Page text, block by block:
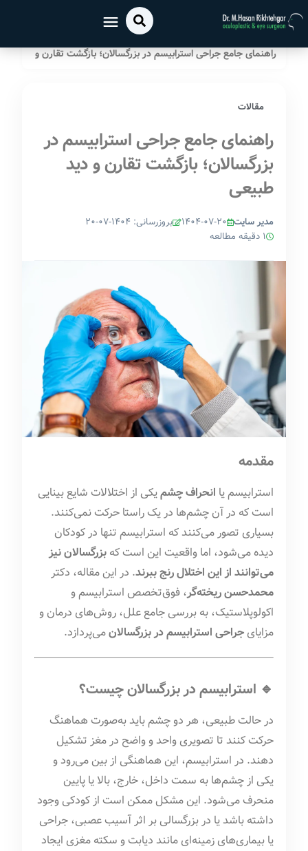
راهنمای جامع جراحی استرابیسم در بزرگسالان؛ بازگشت تقارن و
مقالات
راهنمای جامع جراحی استرابیسم در
بزرگسالان؛ بازگشت تقارن و دید
طبیعی
مدیر سایت ۱۴۰۴-۰۷-۲۰
بروزرسانی: ۱۴۰۴-۰۷-۲۰
1 دقیقه مطالعه
مقدمه
استرابیسم یا انحراف چشمیکی از اختلالات شایع بینایی
است که در آن چشم‌ها در یک راستا حرکت نمی‌کنند.
بسیاری تصور می‌کنند که استرابیسم تنها در کودکان
دیده می‌شود، اما واقعیت این است کهبزرگسالان نیز
می‌توانند از این اختلال رنج ببرند. در این مقاله، دکتر
محمدحسن ریخته‌گر، فوق‌تخصص استرابیسم و
اکولوپلاستیک، به بررسی جامع علل، روش‌های درمان و
مزایایجراحی استرابیسم در بزرگسالانمی‌پردازد.
🔹 استرابیسم در بزرگسالان چیست؟
در حالت طبیعی، هر دو چشم باید به‌صورت هماهنگ
حرکت کنند تا تصویری واحد و واضح در مغز تشکیل
دهند. در استرابیسم، این هماهنگی از بین می‌رود و
یکی از چشم‌ها به سمت داخل، خارج، بالا یا پایین
منحرف می‌شود. این مشکل ممکن است از کودکی وجود
داشته باشد یا در بزرگسالی بر اثر آسیب عصبی، جراحی
یا بیماری‌های زمینه‌ای مانند دیابت و سکته مغزی ایجاد